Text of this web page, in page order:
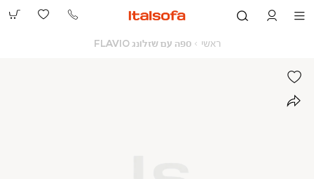
073-
ראשי ראשי
ספה עם שזלונג FLAVIO